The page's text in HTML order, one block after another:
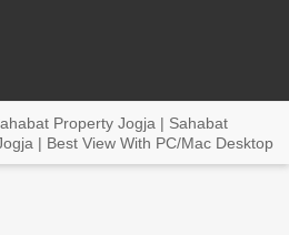
Property Jogja | Sahabat
| Best View With PC/Mac Desktop